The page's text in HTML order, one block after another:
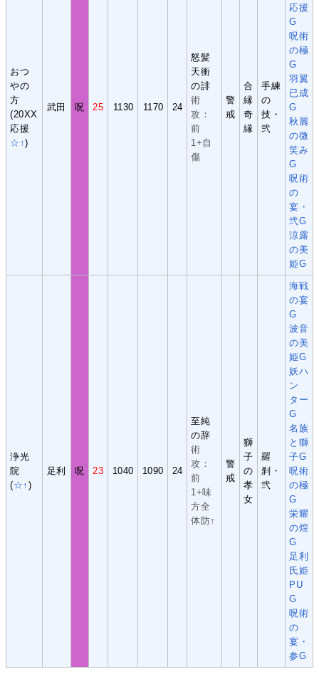
おつ
やの
方
(20XX
応援
☆↑)
武田 呪 25 1130 1170 24
怒髪
天衝
の誹
術
攻：
前
1+自
傷
警
戒
合
縁
奇
縁
手練
の
技・
弐
応援
G
呪術
の極
G
羽翼
已成
G
秋麗
の微
笑み
G
呪術
の
宴・
弐G
涼露
の美
姫G
浄光
院
(☆↑ )
足利 呪 23 1040 1090 24
至純
の辞
術
攻：
前
1+味
方全
体防↑
警
戒
獅
子
の
孝
女
羅
刹・
弐
海戦
の宴
G
波音
の美
姫G
妖ハ
ン
ター
G
名族
と獅
子G
呪術
の極
G
栄耀
の煌
G
足利
氏姫
PU
G
呪術
の
宴・
参G